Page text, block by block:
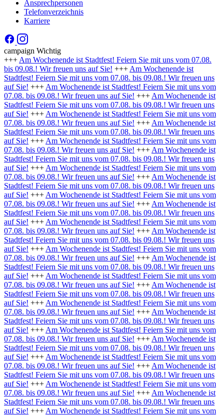
Ansprechpersonen
Telefonverzeichnis
Karriere
campaign Wichtig
+++ Am Wochenende ist Stadtfest! Feiern Sie mit uns vom 07.08.
bis 09.08.! Wir freuen uns auf Sie! +++ Am Wochenende ist
Stadtfest! Feiern Sie mit uns vom 07.08. bis 09.08.! Wir freuen uns
auf Sie! +++ Am Wochenende ist Stadtfest! Feiern Sie mit uns vom
07.08. bis 09.08.! Wir freuen uns auf Sie! +++ Am Wochenende ist
Stadtfest! Feiern Sie mit uns vom 07.08. bis 09.08.! Wir freuen uns
auf Sie! +++ Am Wochenende ist Stadtfest! Feiern Sie mit uns vom
07.08. bis 09.08.! Wir freuen uns auf Sie! +++ Am Wochenende ist
Stadtfest! Feiern Sie mit uns vom 07.08. bis 09.08.! Wir freuen uns
auf Sie! +++ Am Wochenende ist Stadtfest! Feiern Sie mit uns vom
07.08. bis 09.08.! Wir freuen uns auf Sie! +++ Am Wochenende ist
Stadtfest! Feiern Sie mit uns vom 07.08. bis 09.08.! Wir freuen uns
auf Sie! +++ Am Wochenende ist Stadtfest! Feiern Sie mit uns vom
07.08. bis 09.08.! Wir freuen uns auf Sie! +++ Am Wochenende ist
Stadtfest! Feiern Sie mit uns vom 07.08. bis 09.08.! Wir freuen uns
auf Sie! +++ Am Wochenende ist Stadtfest! Feiern Sie mit uns vom
07.08. bis 09.08.! Wir freuen uns auf Sie! +++ Am Wochenende ist
Stadtfest! Feiern Sie mit uns vom 07.08. bis 09.08.! Wir freuen uns
auf Sie! +++ Am Wochenende ist Stadtfest! Feiern Sie mit uns vom
07.08. bis 09.08.! Wir freuen uns auf Sie! +++ Am Wochenende ist
Stadtfest! Feiern Sie mit uns vom 07.08. bis 09.08.! Wir freuen uns
auf Sie! +++ Am Wochenende ist Stadtfest! Feiern Sie mit uns vom
07.08. bis 09.08.! Wir freuen uns auf Sie! +++ Am Wochenende ist
Stadtfest! Feiern Sie mit uns vom 07.08. bis 09.08.! Wir freuen uns
auf Sie! +++ Am Wochenende ist Stadtfest! Feiern Sie mit uns vom
07.08. bis 09.08.! Wir freuen uns auf Sie! +++ Am Wochenende ist
Stadtfest! Feiern Sie mit uns vom 07.08. bis 09.08.! Wir freuen uns
auf Sie! +++ Am Wochenende ist Stadtfest! Feiern Sie mit uns vom
07.08. bis 09.08.! Wir freuen uns auf Sie! +++ Am Wochenende ist
Stadtfest! Feiern Sie mit uns vom 07.08. bis 09.08.! Wir freuen uns
auf Sie! +++ Am Wochenende ist Stadtfest! Feiern Sie mit uns vom
07.08. bis 09.08.! Wir freuen uns auf Sie! +++ Am Wochenende ist
Stadtfest! Feiern Sie mit uns vom 07.08. bis 09.08.! Wir freuen uns
auf Sie! +++ Am Wochenende ist Stadtfest! Feiern Sie mit uns vom
07.08. bis 09.08.! Wir freuen uns auf Sie! +++ Am Wochenende ist
Stadtfest! Feiern Sie mit uns vom 07.08. bis 09.08.! Wir freuen uns
auf Sie! +++ Am Wochenende ist Stadtfest! Feiern Sie mit uns vom
07.08. bis 09.08.! Wir freuen uns auf Sie! +++ Am Wochenende ist
Stadtfest! Feiern Sie mit uns vom 07.08. bis 09.08.! Wir freuen uns
auf Sie! +++ Am Wochenende ist Stadtfest! Feiern Sie mit uns vom